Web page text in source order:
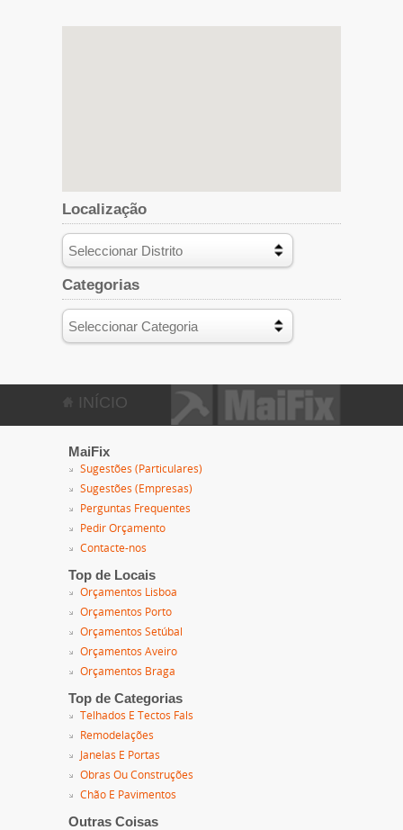
Localização
Categorias
INÍCIO
MaiFix
Sugestões (Particulares)
Sugestões (Empresas)
Perguntas Frequentes
Pedir Orçamento
Contacte-nos
Top de Locais
Orçamentos Lisboa
Orçamentos Porto
Orçamentos Setúbal
Orçamentos Aveiro
Orçamentos Braga
Top de Categorias
Telhados E Tectos Fals
Remodelações
Janelas E Portas
Obras Ou Construções
Chão E Pavimentos
Outras Coisas